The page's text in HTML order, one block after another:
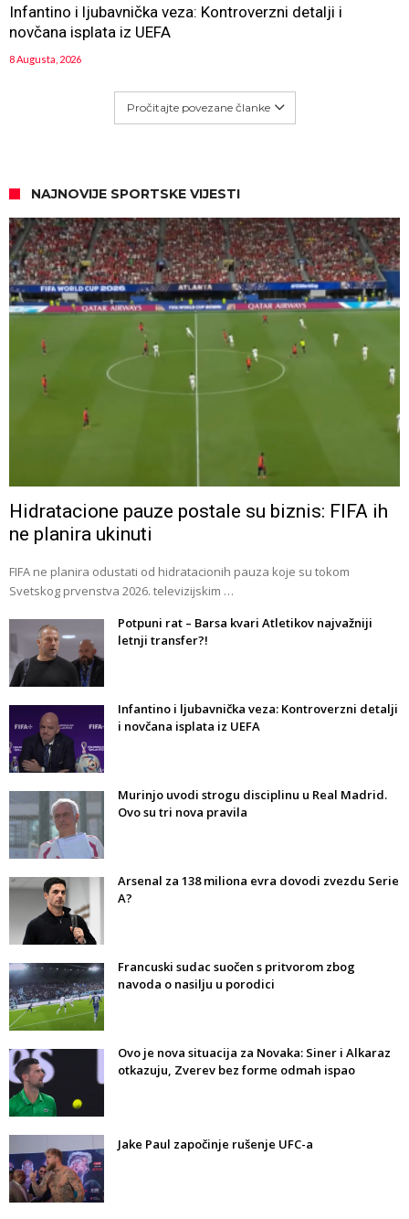
Infantino i ljubavnička veza: Kontroverzni detalji i
novčana isplata iz UEFA
8 Augusta, 2026
Pročitajte povezane članke
NAJNOVIJE SPORTSKE VIJESTI
Hidratacione pauze postale su biznis: FIFA ih
ne planira ukinuti
FIFA ne planira odustati od hidratacionih pauza koje su tokom
Svetskog prvenstva 2026. televizijskim …
Potpuni rat – Barsa kvari Atletikov najvažniji
letnji transfer?!
Infantino i ljubavnička veza: Kontroverzni detalji
i novčana isplata iz UEFA
Murinjo uvodi strogu disciplinu u Real Madrid.
Ovo su tri nova pravila
Arsenal za 138 miliona evra dovodi zvezdu Serie
A?
Francuski sudac suočen s pritvorom zbog
navoda o nasilju u porodici
Ovo je nova situacija za Novaka: Siner i Alkaraz
otkazuju, Zverev bez forme odmah ispao
Jake Paul započinje rušenje UFC-a